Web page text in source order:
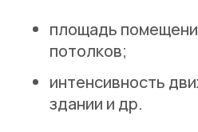
площадь
потолков;
интенсивность
здании и др.